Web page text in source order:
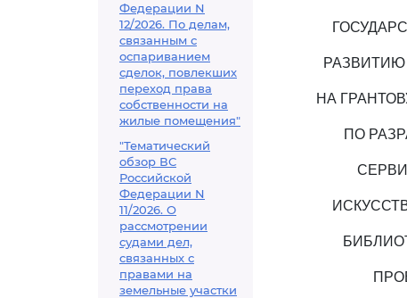
Федерации N
12/2026. По делам,
связанным с
оспариванием
сделок, повлекших
переход права
собственности на
жилые помещения"
"Тематический
обзор ВС
Российской
Федерации N
11/2026. О
рассмотрении
судами дел,
связанных с
правами на
земельные участки
НА
ПО